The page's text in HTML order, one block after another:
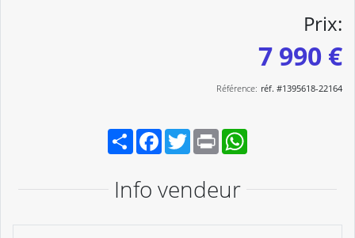
Prix:
7 990 €
Référence: réf. #1395618-22164
PartagerFacebook
TwitterPrint
Info vendeur